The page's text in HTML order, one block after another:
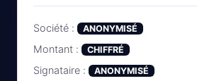
Société : ANONYMISÉ
Montant : CHIFFRÉ
Signataire : ANONYMISÉ